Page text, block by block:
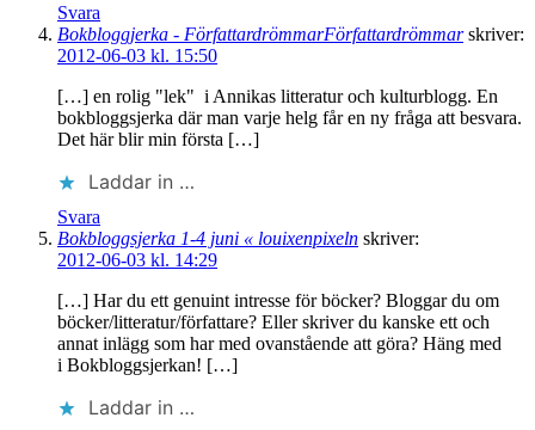
Svara
Bokbloggjerka - FörfattardrömmarFörfattardrömmar skriver:
2012-06-03 kl. 15:50
[…] en rolig "lek" i Annikas litteratur och kulturblogg. En
bokbloggsjerka där man varje helg får en ny fråga att besvara.
Det här blir min första […]
Laddar in …
Svara
Bokbloggsjerka 1-4 juni « louixenpixeln skriver:
2012-06-03 kl. 14:29
[…] Har du ett genuint intresse för böcker? Bloggar du om
böcker/litteratur/författare? Eller skriver du kanske ett och
annat inlägg som har med ovanstående att göra? Häng med
i Bokbloggsjerkan! […]
Laddar in …